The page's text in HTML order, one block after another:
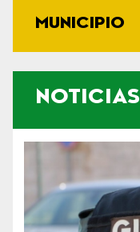
MUNICIPIO
NOTICIAS